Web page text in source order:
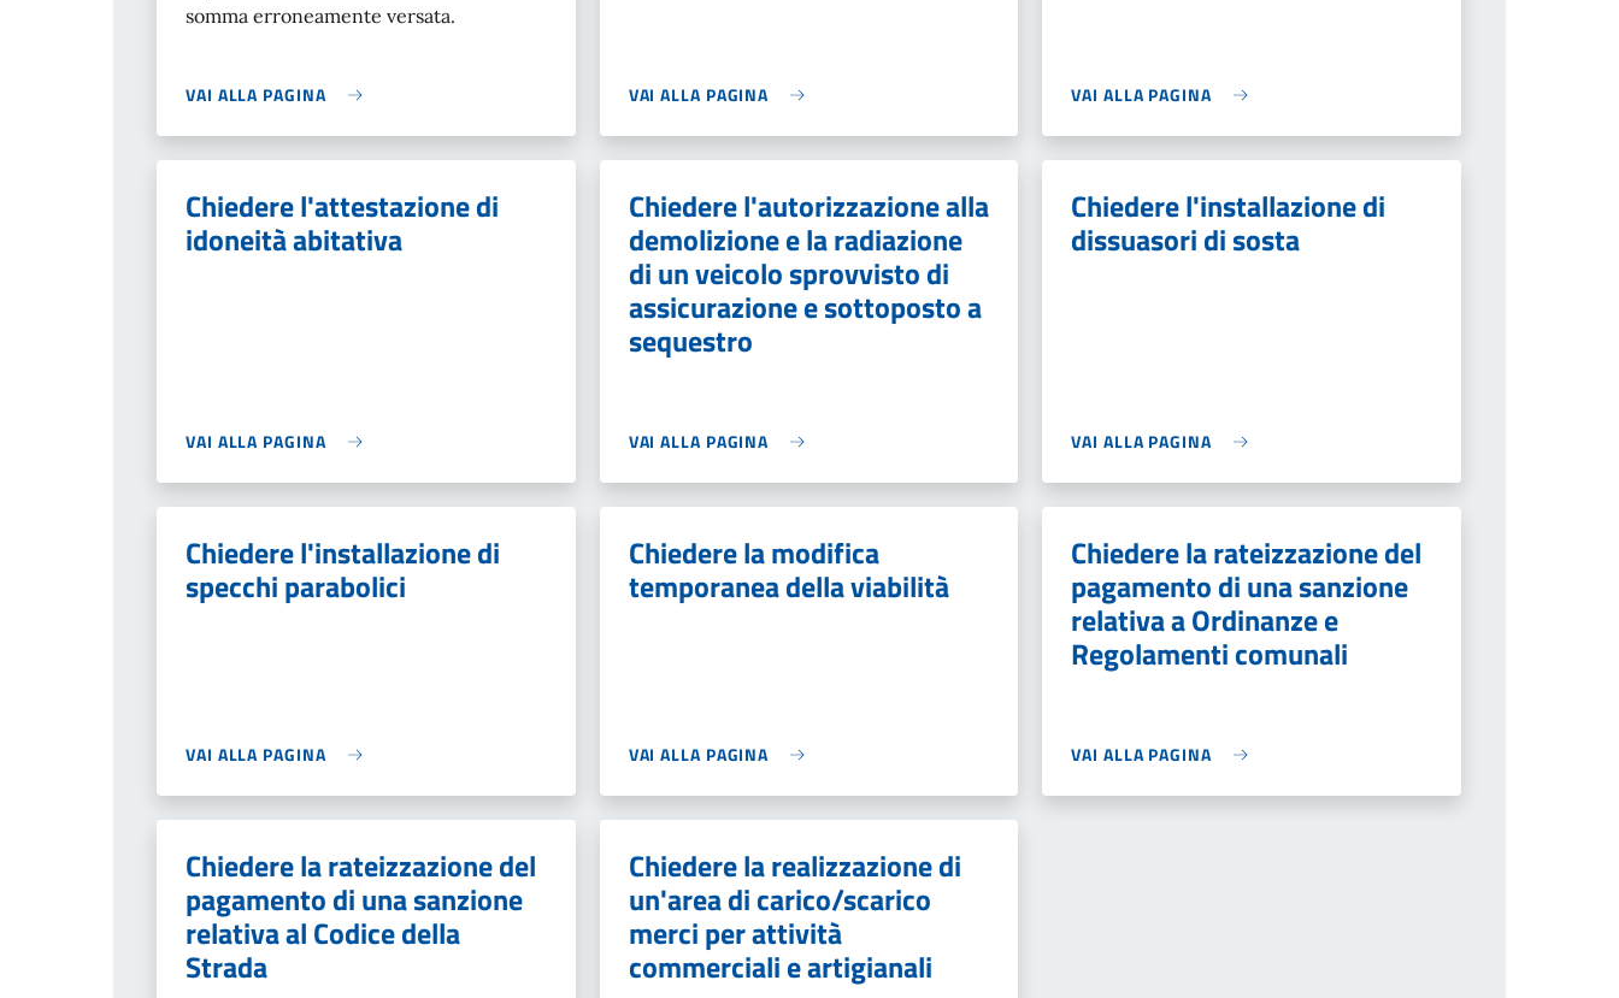
somma erroneamente versata.
VAI ALLA PAGINA VAI ALLA PAGINA VAI ALLA PAGINA
Chiedere l'attestazione di
idoneità abitativa
VAI ALLA PAGINA
Chiedere l'autorizzazione alla
demolizione e la radiazione
di un veicolo sprovvisto di
assicurazione e sottoposto a
sequestro
VAI ALLA PAGINA
Chiedere l'installazione di
dissuasori di sosta
VAI ALLA PAGINA
Chiedere l'installazione di
specchi parabolici
VAI ALLA PAGINA
Chiedere la modifica
temporanea della viabilità
VAI ALLA PAGINA
Chiedere la rateizzazione del
pagamento di una sanzione
relativa a Ordinanze e
Regolamenti comunali
VAI ALLA PAGINA
Chiedere la rateizzazione del
pagamento di una sanzione
relativa al Codice della
Strada
Chiedere la realizzazione di
un'area di carico/scarico
merci per attività
commerciali e artigianali